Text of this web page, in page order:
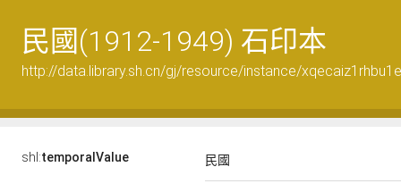
民國(1912-1949) 石印本
http://data.library.sh.cn/gj/resource/instance/
shl:temporalValue 民國